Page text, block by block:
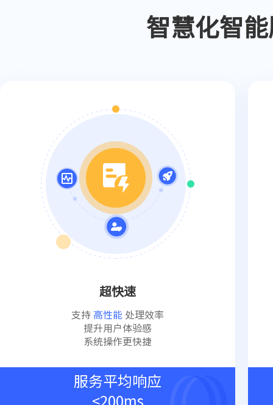
智慧化智
超快速
支持 高性能 处理效率
提升用户体验感
系统操作更快捷
服务平均响应
<200ms